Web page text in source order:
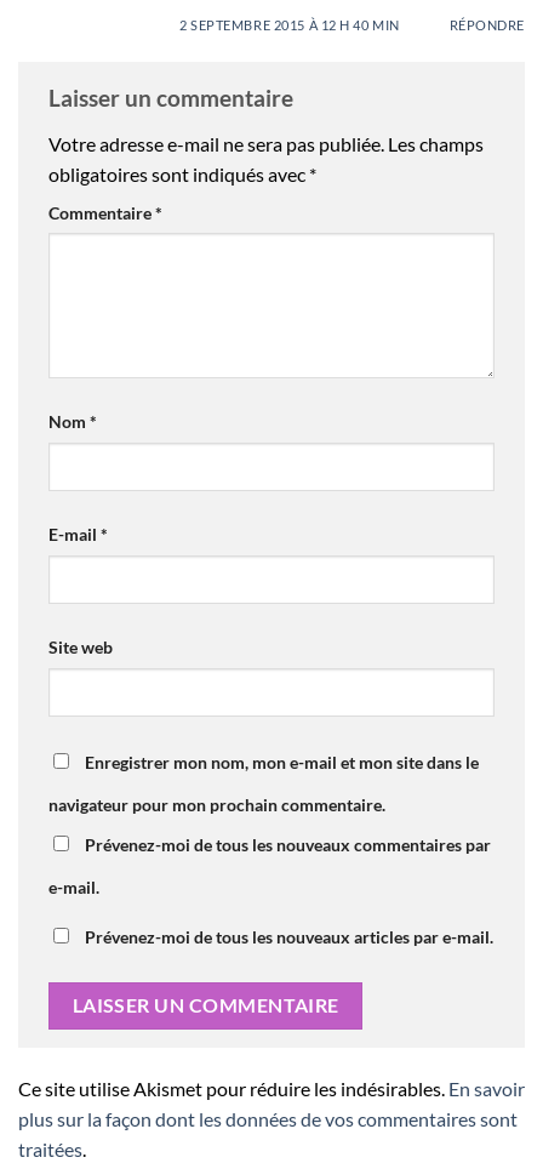
2 SEPTEMBRE 2015 À 12 H 40 MIN RÉPONDRE
Laisser un commentaire
Votre adresse e-mail ne sera pas publiée. Les champs
obligatoires sont indiqués avec *
Commentaire*
Nom *
E-mail *
Site web
Enregistrer mon nom, mon e-mail et mon site dans le
navigateur pour mon prochain commentaire.
Prévenez-moi de tous les nouveaux commentaires par
e-mail.
Prévenez-moi de tous les nouveaux articles par e-mail.
Ce site utilise Akismet pour réduire les indésirables. En savoir
plus sur la façon dont les données de vos commentaires sont
traitées.